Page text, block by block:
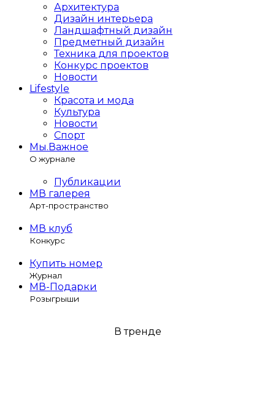
Архитектура
Дизайн интерьера
Ландшафтный дизайн
Предметный дизайн
Техника для проектов
Конкурс проектов
Новости
Lifestyle
Красота и мода
Культура
Новости
Спорт
Мы.Важное
О журнале
Публикации
МВ галерея
Арт-пространство
МВ клуб
Конкурс
Купить номер
Журнал
МВ-Подарки
Розыгрыши
В тренде